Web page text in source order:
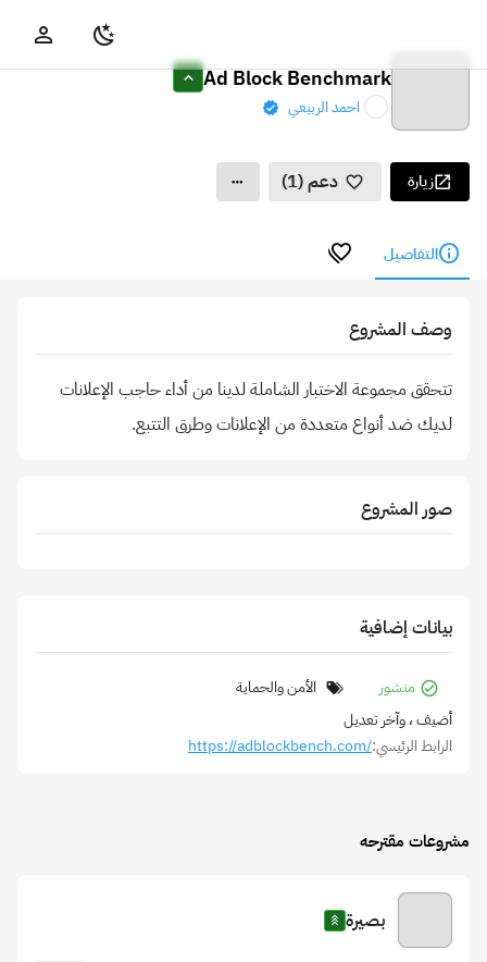
Ad Block Benchmark
احمد الربيعي
زيارة دعم (1)
التفاصيل
وصف المشروع
تتحقق مجموعة الاختبار الشاملة لدينا من أداء حاجب الإعلانات
لديك ضد أنواع متعددة من الإعلانات وطرق التتبع.
صور المشروع
بيانات إضافية
منشور
الأمن والحماية
أضيف، وآخر تعديل
الرابط الرئيسي:https://adblockbench.com/
مشروعات مقترحه
بصيرة